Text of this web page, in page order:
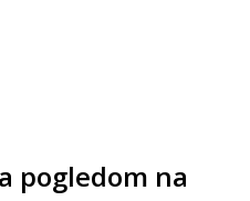
pogledom na